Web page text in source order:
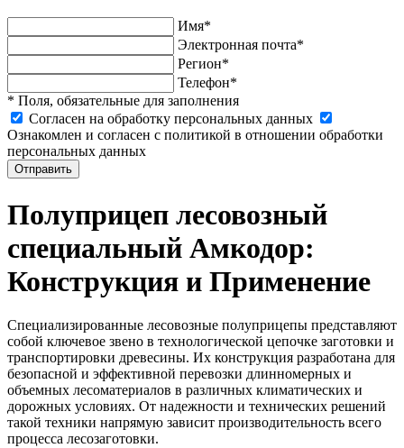
Имя*
Электронная почта*
Регион*
Телефон*
* Поля, обязательные для заполнения
Cогласен на обработку персональных данных
Ознакомлен и согласен с политикой в отношении обработки
персональных данных
Отправить
Полуприцеп лесовозный
специальный Амкодор:
Конструкция и Применение
Специализированные лесовозные полуприцепы представляют
собой ключевое звено в технологической цепочке заготовки и
транспортировки древесины. Их конструкция разработана для
безопасной и эффективной перевозки длинномерных и
объемных лесоматериалов в различных климатических и
дорожных условиях. От надежности и технических решений
такой техники напрямую зависит производительность всего
процесса лесозаготовки.